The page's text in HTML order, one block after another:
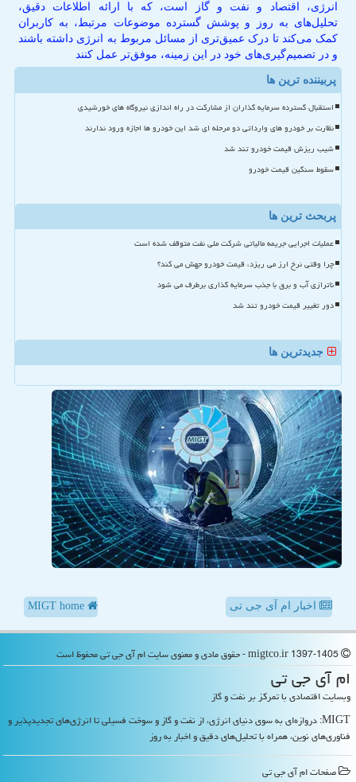
انرژی، اقتصاد و نفت و گاز است، که با ارائه اطلاعات دقیق،
تحلیل‌های به روز و پوشش گسترده موضوعات مرتبط، به کاربران
کمک می‌کند تا درک عمیق‌تری از مسائل مربوط به انرژی داشته باشند
و در تصمیم‌گیری‌های خود در این زمینه، موفق‌تر عمل کنند
پربیننده ترین ها
استقبال گسترده سرمایه گذاران از مشارکت در راه اندازی نیروگاه های خورشیدی
نظارت بر خودرو های وارداتی دو مرحله ای شد این خودرو ها اجازه ورود ندارند
شیب ریزش قیمت خودرو تند شد
سقوط سنگین قیمت خودرو
پربحث ترین ها
عملیات اجرایی جریمه مالیاتی شرکت ملی نفت متوقف شده است
چرا وقتی نرخ ارز می ریزد، قیمت خودرو جهش می کند؟
ناترازی آب و برق با جذب سرمایه گذاری برطرف می شود
دور تغییر قیمت خودرو تند شد
جدیدترین ها
اخبار ام آی جی تی
ام آی جی تی
وبسایت اقتصادی با تمرکز بر نفت و گاز
MIGT: دروازه‌ای به سوی دنیای انرژی، از نفت و گاز و سوخت فسیلی تا انرژی‌های تجدیدپذیر و
فناوری‌های نوین، همراه با تحلیل‌های دقیق و اخبار به روز
صفحات ام آی جی تی